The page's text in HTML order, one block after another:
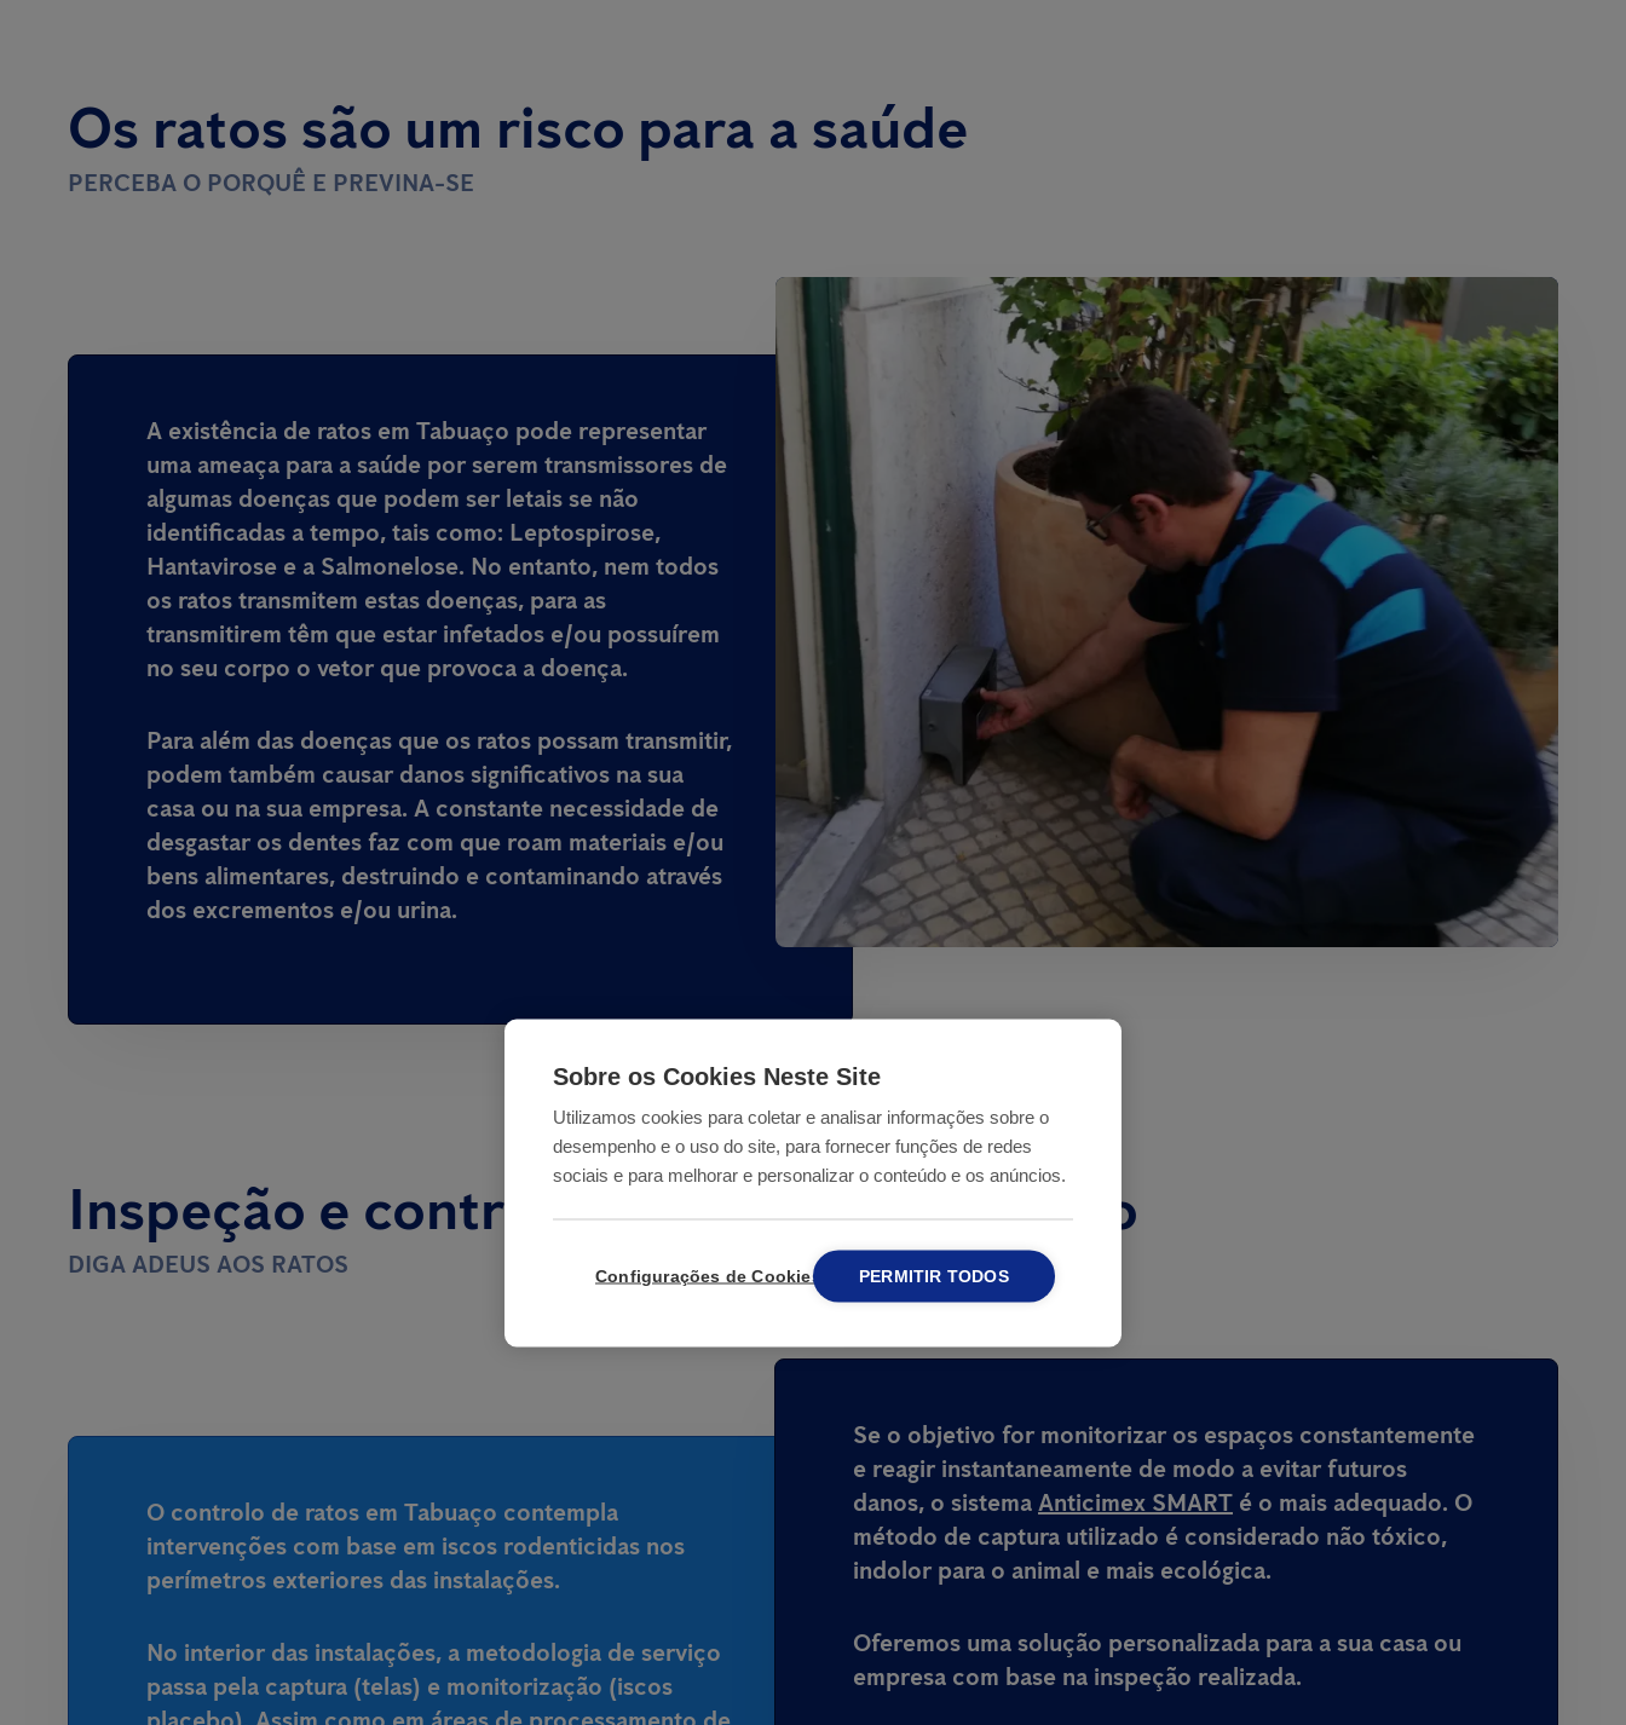
Os ratos são um risco para a saúde
PERCEBA O PORQUÊ E PREVINA-SE
A existência de ratos em Tabuaço pode representar
uma ameaça para a saúde por serem transmissores de
algumas doenças que podem ser letais se não
identificadas a tempo, tais como: Leptospirose,
Hantavirose e a Salmonelose. No entanto, nem todos
os ratos transmitem estas doenças, para as
transmitirem têm que estar infetados e/ou possuírem
no seu corpo o vetor que provoca a doença.
Para além das doenças que os ratos possam transmitir,
podem também causar danos significativos na sua
casa ou na sua empresa. A constante necessidade de
desgastar os dentes faz com que roam materiais e/ou
bens alimentares, destruindo e contaminando através
dos excrementos e/ou urina.
Inspeção e controlo de ratos em Tabuaço
DIGA ADEUS AOS RATOS
O controlo de ratos em Tabuaço contempla
intervenções com base em iscos rodenticidas nos
perímetros exteriores das instalações.
No interior das instalações, a metodologia de serviço
passa pela captura (telas) e monitorização (iscos
Se o objetivo for monitorizar os espaços constantemente
e reagir instantaneamente de modo a evitar futuros
danos, o sistema Anticimex SMART é o mais adequado. O
método de captura utilizado é considerado não tóxico,
indolor para o animal e mais ecológica.
Oferemos uma solução personalizada para a sua casa ou
empresa com base na inspeção realizada.
Sobre os Cookies Neste Site
Utilizamos cookies para coletar e analisar informações sobre o
desempenho e o uso do site, para fornecer funções de redes
sociais e para melhorar e personalizar o conteúdo e os anúncios.
Configurações de Cookies PERMITIR TODOS